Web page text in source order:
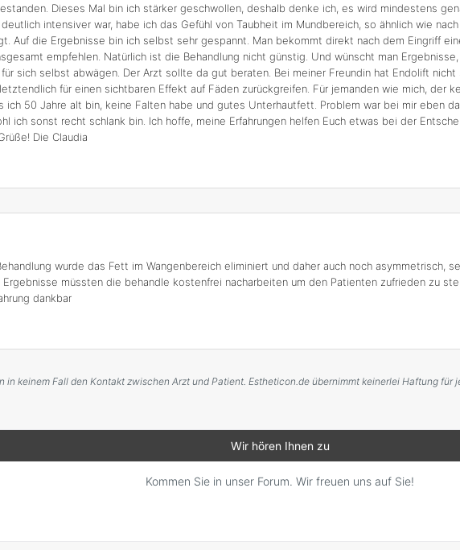
Dieses Mal bin ich stärker geschwollen, deshalb denke ich, es wird mindestens
intensiver war, habe ich das Gefühl von Taubheit im Mundbereich, so ähnlich wie
Auf die Ergebnisse bin ich selbst sehr gespannt. Man bekommt direkt nach dem Eingriff
empfehlen. Natürlich ist die Behandlung nicht günstig. Und wünscht man
sich selbst abwägen. Der Arzt sollte da gut beraten. Bei meiner Freundin hat Endolift
für einen sichtbaren Effekt auf Fäden zurückgreifen. Für jemanden wie mich, der
ich 50 Jahre alt bin, keine Falten habe und gutes Unterhautfett. Problem war bei mir eben
ich sonst recht schlank bin. Ich hoffe, meine Erfahrungen helfen Euch etwas bei der
Die Claudia
wurde das Fett im Wangenbereich eliminiert und daher auch noch asymmetrisch,
müssten die behandle kostenfrei nacharbeiten um den Patienten zufrieden zu
dankbar
keinem Fall den Kontakt zwischen Arzt und Patient. Estheticon.de übernimmt keinerlei Haftung für
Wir hören Ihnen zu
Kommen Sie in unser Forum. Wir freuen uns auf Sie!